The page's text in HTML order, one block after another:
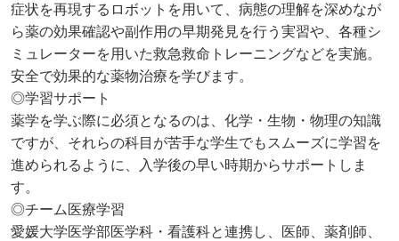
症状を再現するロボットを用いて、病態の理解を深めなが
ら薬の効果確認や副作用の早期発見を行う実習や、各種シ
ミュレーターを用いた救急救命トレーニングなどを実施。
安全で効果的な薬物治療を学びます。
◎学習サポート
薬学を学ぶ際に必須となるのは、化学・生物・物理の知識
ですが、それらの科目が苦手な学生でもスムーズに学習を
進められるように、入学後の早い時期からサポートしま
す。
◎チーム医療学習
愛媛大学医学部医学科・看護科と連携し、医師、薬剤師、